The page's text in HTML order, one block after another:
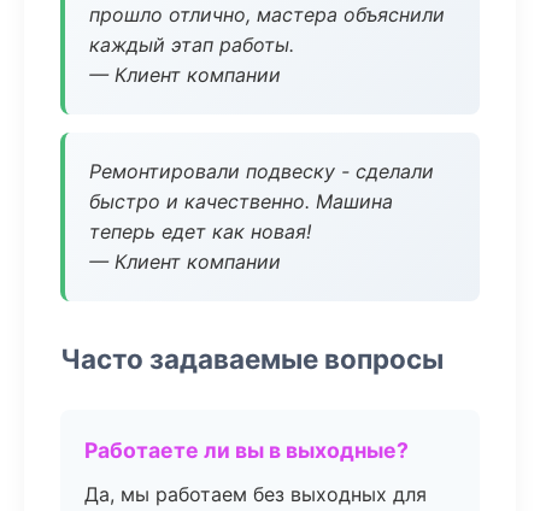
прошло отлично, мастера объяснили
каждый этап работы.
— Клиент компании
Ремонтировали подвеску - сделали
быстро и качественно. Машина
теперь едет как новая!
— Клиент компании
Часто задаваемые вопросы
Работаете ли вы в выходные?
Да, мы работаем без выходных для